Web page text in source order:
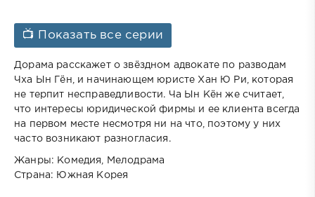
📺 Показать все серии
Дорама расскажет о звёздном адвокате по разводам
Чха Ын Гён, и начинающем юристе Хан Ю Ри, которая
не терпит несправедливости. Ча Ын Кён же считает,
что интересы юридической фирмы и ее клиента всегда
на первом месте несмотря ни на что, поэтому у них
часто возникают разногласия.
Жанры: Комедия, Мелодрама
Страна: Южная Корея